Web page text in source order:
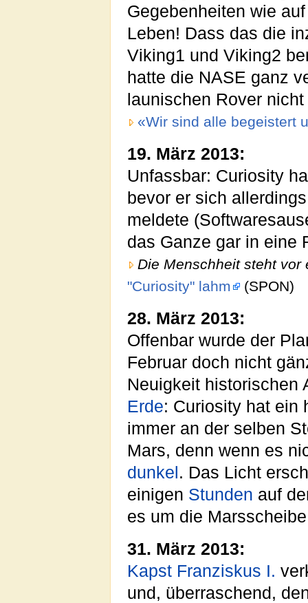
Gegebenheiten wie
Leben! Dass das die
Viking1 und Viking2
hatte die NASE ganz
launischen Rover
«Wir sind alle begeistert
19. März 2013:
Unfassbar: Curiosity
bevor er sich
meldete
das Ganze gar in eine
Die Menschheit steht vor
"Curiosity" lahm
(SPON)
28. März 2013:
Offenbar wurde der
Februar doch nicht
Neuigkeit historischen
Erde: Curiosity hat ein
immer an der selben
Mars, denn wenn es
dunkel . Das Licht
einigen Stunden auf
es um die
31. März 2013:
Kapst Franziskus I.
und, überraschend,